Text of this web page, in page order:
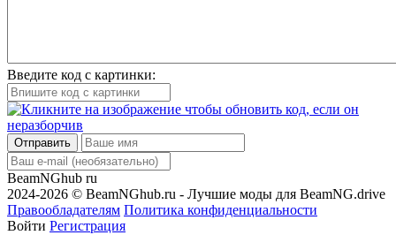
Введите код с картинки:
Отправить
BeamNGhub ru
2024-2026 © BeamNGhub.ru - Лучшие моды для BeamNG.drive
Правообладателям Политика конфиденциальности
Войти Регистрация